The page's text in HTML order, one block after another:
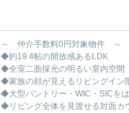
～ 仲介手数料0円対象物件 ～
◆約19.4帖の開放感あるLDK
◆全室二面採光の明るい室内空間
◆家族の顔が見えるリビングイン
◆大型パントリー・WIC・SICを
◆リビング全体を見渡せる対面カ